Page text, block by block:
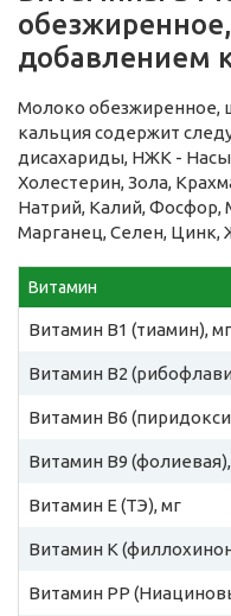
добавлением
Молоко обезжиренное,
кальция содержит
дисахариды, НЖК -
Холестерин, Зола,
Натрий, Калий, Фосфор,
Марганец, Селен, Цинк,
Витамин
Витамин B1 (тиамин), мг
Витамин B2
Витамин B6
Витамин B9
Витамин E (ТЭ), мг
Витамин К
Витамин PP